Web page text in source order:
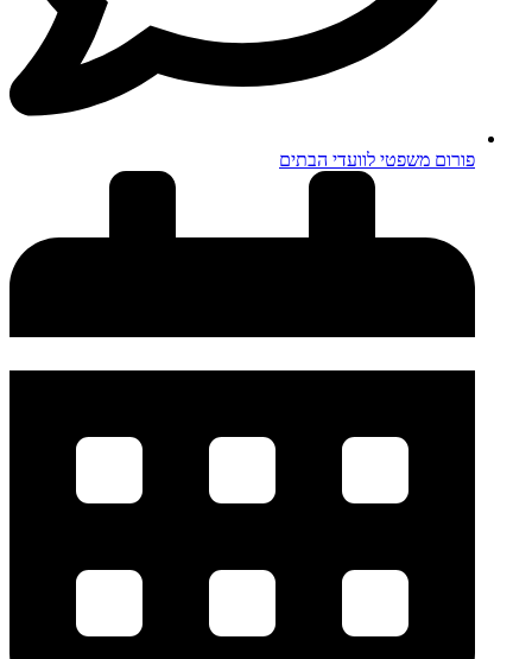
פורום משפטי לוועדי הבתים